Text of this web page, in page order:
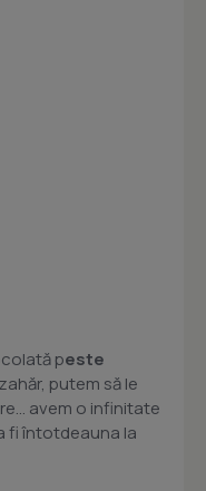
peste
putem să le
avem o infinitate
fi întotdeauna la